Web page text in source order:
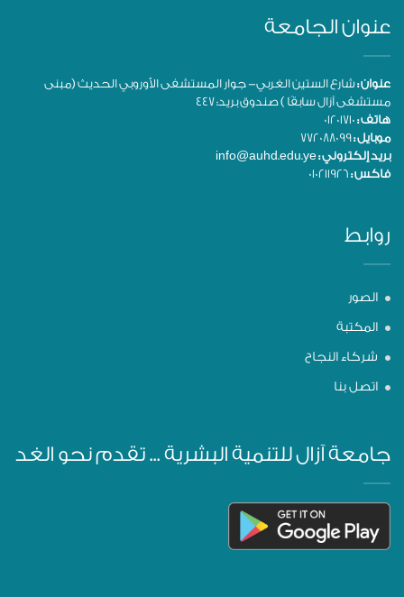
عنوان الجامعة
عنوان :شارع الستين الغربي- جوار المستشفى الأوروبي الحديث (مبنى
مستشفى آزال سابقًا ) صندوق بريد: 447
هاتف :
موبايل :
بريد إلكتروني :
فاكس :
روابط
الصور
المكتبة
شركاء النجاح
اتصل بنا
جامعة آزال للتنمية البشرية ... تقدم نحو الغد